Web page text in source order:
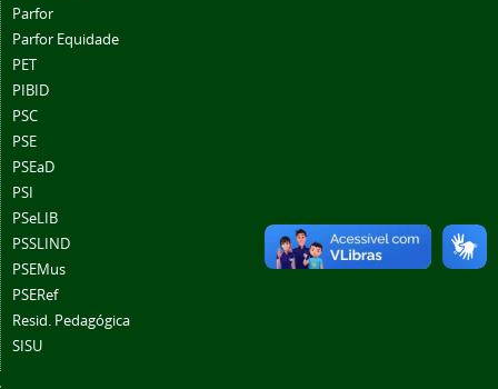
Parfor
Parfor Equidade
PET
PIBID
PSC
PSE
PSEaD
PSI
PSeLIB
PSSLIND
PSEMus
PSERef
Resid. Pedagógica
SISU